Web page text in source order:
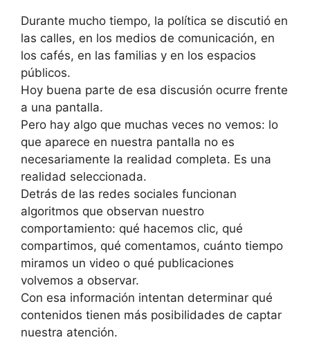
Durante mucho tiempo, la política se discutió en
las calles, en los medios de comunicación, en
los cafés, en las familias y en los espacios
públicos.
Hoy buena parte de esa discusión ocurre frente
a una pantalla.
Pero hay algo que muchas veces no vemos: lo
que aparece en nuestra pantalla no es
necesariamente la realidad completa. Es una
realidad seleccionada.
Detrás de las redes sociales funcionan
algoritmos que observan nuestro
comportamiento: qué hacemos clic, qué
compartimos, qué comentamos, cuánto tiempo
miramos un video o qué publicaciones
volvemos a observar.
Con esa información intentan determinar qué
contenidos tienen más posibilidades de captar
nuestra atención.